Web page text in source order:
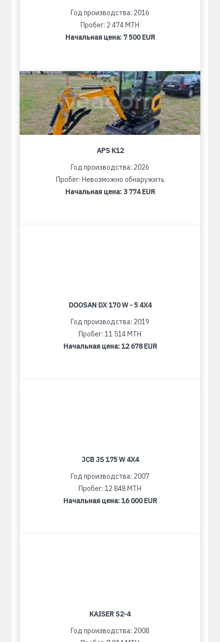
Год производства: 2016
Пробег: 2 474 MTH
Начальная цена: 7 500 EUR
APS K12
Год производства: 2026
Пробег: Невозможно обнаружить
Начальная цена: 3 774 EUR
DOOSAN DX 170 W - 5 4X4
Год производства: 2019
Пробег: 11 514 MTH
Начальная цена:12 678 EUR
JCB JS 175 W 4X4
Год производства: 2007
Пробег: 12 848 MTH
Начальная цена:16 000 EUR
KAISER S2-4
Год производства: 2008